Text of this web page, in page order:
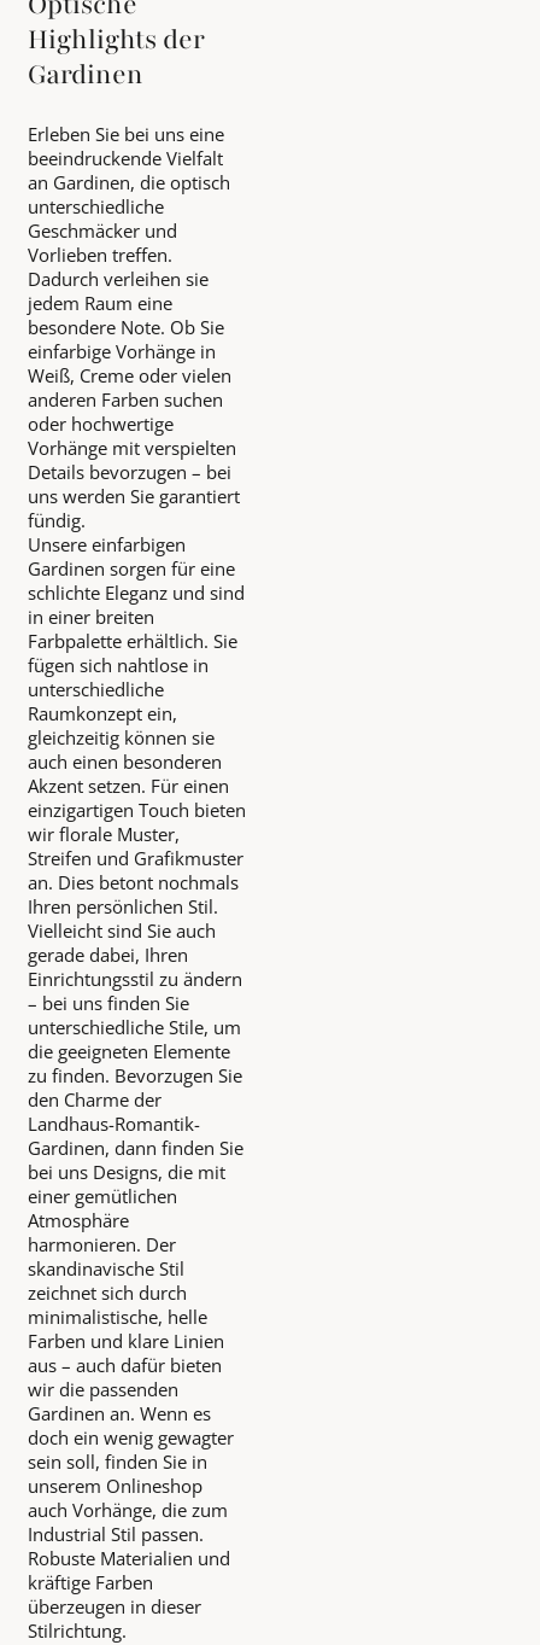
Highlights der
Gardinen
Erleben Sie bei uns eine
beeindruckende Vielfalt
an Gardinen, die optisch
unterschiedliche
Geschmäcker und
Vorlieben treffen.
Dadurch verleihen sie
jedem Raum eine
besondere Note. Ob Sie
einfarbige Vorhänge in
Weiß, Creme oder vielen
anderen Farben suchen
oder hochwertige
Vorhänge mit verspielten
Details bevorzugen – bei
uns werden Sie garantiert
fündig.
Unsere einfarbigen
Gardinen sorgen für eine
schlichte Eleganz und sind
in einer breiten
Farbpalette erhältlich. Sie
fügen sich nahtlose in
unterschiedliche
Raumkonzept ein,
gleichzeitig können sie
auch einen besonderen
Akzent setzen. Für einen
einzigartigen Touch bieten
wir florale Muster,
Streifen und Grafikmuster
an. Dies betont nochmals
Ihren persönlichen Stil.
Vielleicht sind Sie auch
gerade dabei, Ihren
Einrichtungsstil zu ändern
– bei uns finden Sie
unterschiedliche Stile, um
die geeigneten Elemente
zu finden. Bevorzugen Sie
den Charme der
Landhaus-Romantik-
Gardinen, dann finden Sie
bei uns Designs, die mit
einer gemütlichen
Atmosphäre
harmonieren. Der
skandinavische Stil
zeichnet sich durch
minimalistische, helle
Farben und klare Linien
aus – auch dafür bieten
wir die passenden
Gardinen an. Wenn es
doch ein wenig gewagter
sein soll, finden Sie in
unserem Onlineshop
auch Vorhänge, die zum
Industrial Stil passen.
Robuste Materialien und
kräftige Farben
überzeugen in dieser
Stilrichtung.